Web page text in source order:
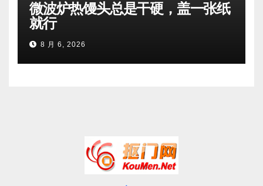
微波炉热馒头总是干硬，盖一张纸
就行
8 月 6, 2026